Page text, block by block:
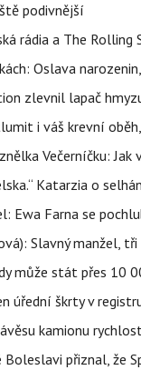
podivnější
rádia a The
Oslava
zlevnil lapač
i váš krevní
Večerníčku:
Katarzia o
Ewa Farna se
Slavný manžel,
může stát přes 10
úřední škrty v
kamionu
Boleslavi přiznal, že